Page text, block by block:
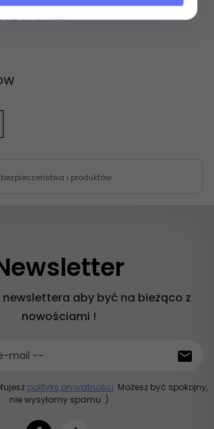
5% elastan
i produktów
newslettera aby być na bieżąco z
nowościami !
mail --
politykę prywatności. Możesz być spokojny,
nie wysyłamy spamu :)